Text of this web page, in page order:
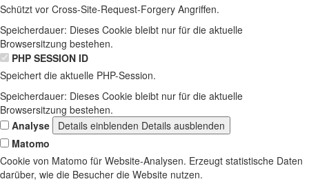
Schützt vor Cross-Site-Request-Forgery Angriffen.
Speicherdauer: Dieses Cookie bleibt nur für die aktuelle
Browsersitzung bestehen.
PHP SESSION ID
Speichert die aktuelle PHP-Session.
Speicherdauer: Dieses Cookie bleibt nur für die aktuelle
Browsersitzung bestehen.
Analyse
Details einblenden Details ausblenden
Matomo
Cookie von Matomo für Website-Analysen. Erzeugt statistische Daten
darüber, wie die Besucher die Website nutzen.